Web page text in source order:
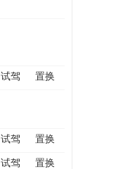
试驾 置换
试驾 置换
试驾 置换